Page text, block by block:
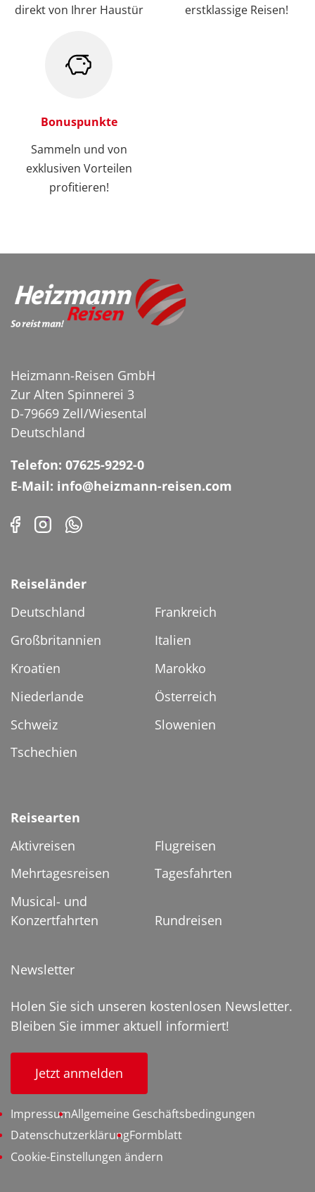
MTB Enduro Trail am
Misurinasee in den
Dolomiten
direkt von Ihrer Haustür
erstklassige Reisen!
Bonuspunkte
Sammeln und von
exklusiven Vorteilen
profitieren!
Heizmann-Reisen GmbH
Zur Alten Spinnerei 3
D-79669 Zell/Wiesental
Deutschland
Telefon: 07625-9292-0
E-Mail: info@heizmann-reisen.com
Reiseländer
Deutschland
Frankreich
Großbritannien
Italien
Kroatien
Marokko
Niederlande
Österreich
Schweiz
Slowenien
Tschechien
Reisearten
Aktivreisen
Flugreisen
Mehrtagesreisen
Tagesfahrten
Musical- und
Konzertfahrten
Rundreisen
Newsletter
Holen Sie sich unseren kostenlosen Newsletter.
Bleiben Sie immer aktuell informiert!
Jetzt anmelden
ImpressumAllgemeine Geschäftsbedingungen
DatenschutzerklärungFormblatt
Cookie-Einstellungen ändern